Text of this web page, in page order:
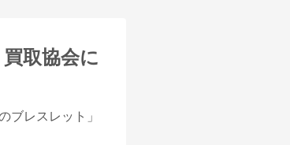
取協会に
ブレスレット」